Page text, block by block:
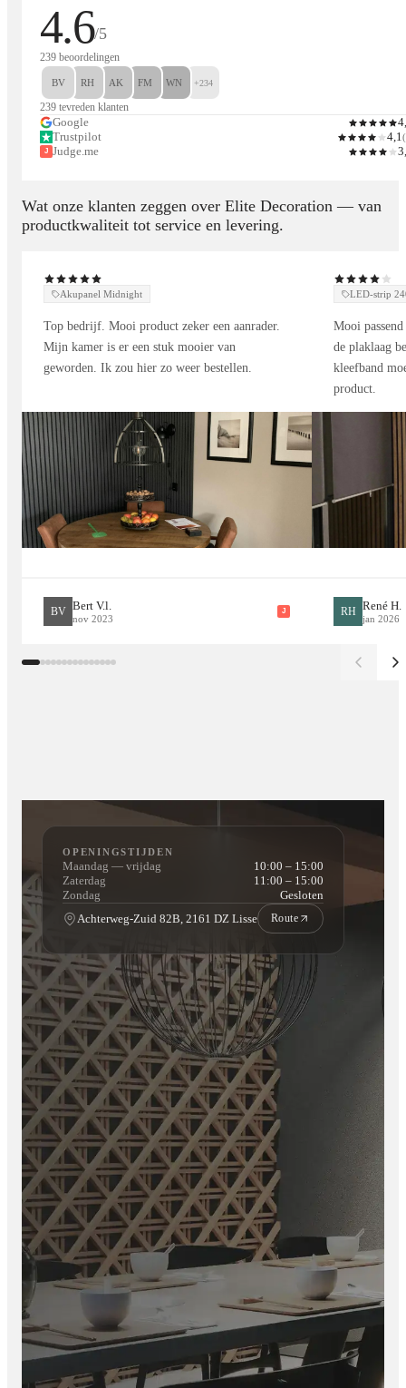
4.6/5
239 beoordelingen
BV RH AK FM WN +234
239 tevreden klanten
Google
Trustpilot
4,1(
J Judge.me
Wat onze klanten zeggen over Elite Decoration — van
productkwaliteit tot service en levering.
Akupanel Midnight
Top bedrijf. Mooi product zeker een aanrader.
Mijn kamer is er een stuk mooier van
geworden. Ik zou hier zo weer bestellen.
BV Bert V.l.
nov 2023
J
LED-strip
Mooi
de plaklaag
kleefband
product.
RH René H.
jan 2026
OPENINGSTIJDEN
Maandag — vrijdag
10:00 – 15:00
Zaterdag
11:00 – 15:00
Zondag
Gesloten
Achterweg-Zuid 82B, 2161 DZ Lisse
Route